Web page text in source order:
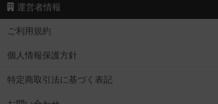
運営者情報
ご利用規約
個人情報保護方針
特定商取引法に基づく表記